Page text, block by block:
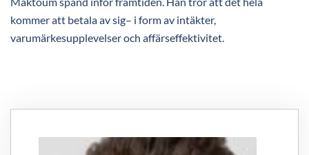
kommer att betala av sig– i form av intäkter,
varumärkesupplevelser och affärseffektivitet.